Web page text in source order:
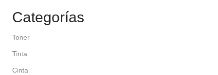
Categorías
Toner
Tinta
Cinta